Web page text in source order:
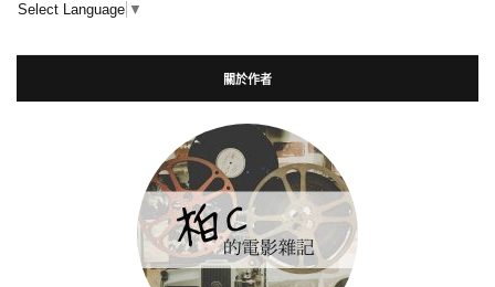
Select Language ▼
關於作者